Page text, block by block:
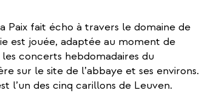
Paix fait écho à travers le domaine de
est jouée, adaptée au moment de
concerts hebdomadaires du
sur le site de l’abbaye et ses environs.
l’un des cinq carillons de Leuven.